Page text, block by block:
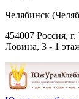
Челябинск
454007 Россия,
Ловина, 3 - 1